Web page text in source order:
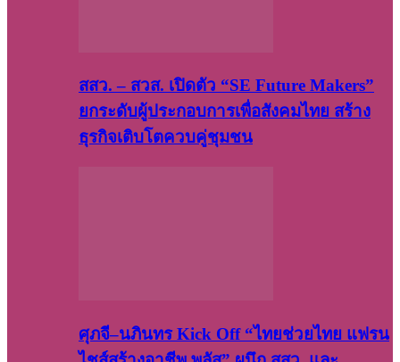
สสว. – สวส. เปิดตัว “SE Future Makers”
ยกระดับผู้ประกอบการเพื่อสังคมไทย สร้าง
ธุรกิจเติบโตควบคู่ชุมชน
ศุภจี–นภินทร Kick Off “ไทยช่วยไทย แฟรน